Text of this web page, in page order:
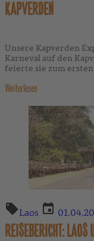
KAPVERDEN
Unsere Kapverden
Karneval auf den
feierte sie zum
Weiterlesen
Laos
REISEBERICHT: LAOS